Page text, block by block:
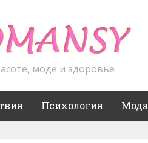
моде и здоровье
Психология Мода